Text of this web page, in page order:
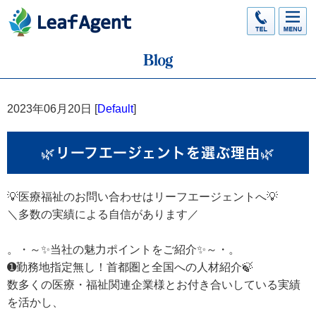
2023年06月20日 [Default]
🌿リーフエージェントを選ぶ理由🌿
💡医療福祉のお問い合わせはリーフエージェントへ💡
＼多数の実績による自信があります／
。・～✨当社の魅力ポイントをご紹介✨～・。
➊勤務地指定無し！首都圏と全国への人材紹介🍃
数多くの医療・福祉関連企業様とお付き合いしている実績
を活かし、